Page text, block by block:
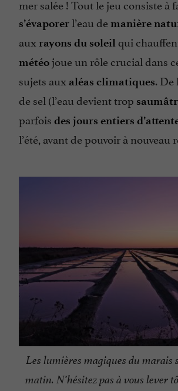
mer salée ! Tout le jeu consiste à
s’évaporer l’eau de manière
aux rayons du soleil qui
météojoue un rôle crucial dans
sujets aux aléas climatiques. De
de sel (l’eau devient trop
parfois des jours entiers
l’été, avant de pouvoir à nouveau
Les lumières magiques du marais
matin. N’hésitez pas à vous lever